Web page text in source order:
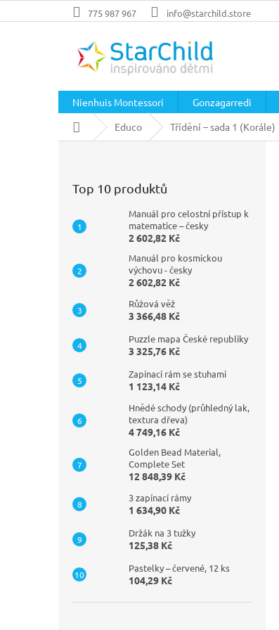
na
775 987 967 info@starchild.store
Nienhuis Montessori Gonzagarredi
Domů
Educo Třídění – sada 1 (Korále)
Top 10 produktů
Manuál pro celostní přístup k
matematice – česky
2 602,82 Kč
Manuál pro kosmickou
výchovu - česky
2 602,82 Kč
Růžová věž
3 366,48 Kč
Puzzle mapa České republiky
3 325,76 Kč
Zapínací rám se stuhami
1 123,14 Kč
Hnědé schody (průhledný lak,
textura dřeva)
4 749,16 Kč
Golden Bead Material,
Complete Set
12 848,39 Kč
3 zapínací rámy
1 634,90 Kč
Držák na 3 tužky
125,38 Kč
Pastelky – červené, 12 ks
104,29 Kč